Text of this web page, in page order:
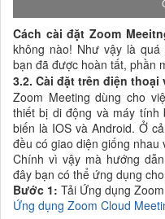
Cách cài đặt Zoom
không nào! Như vậy là
bạn đã được hoàn tất, phần
3.2. Cài đặt trên điện thoại
Zoom Meeting dùng cho
thiết bị di động và máy
biến là IOS và Android. Ở
đều có giao diện giống nhau
Chính vì vậy mà hướng
đây bạn có thể ứng dụng
Bước 1: Tải Ứng dụng
Ứng dụng Zoom Cloud